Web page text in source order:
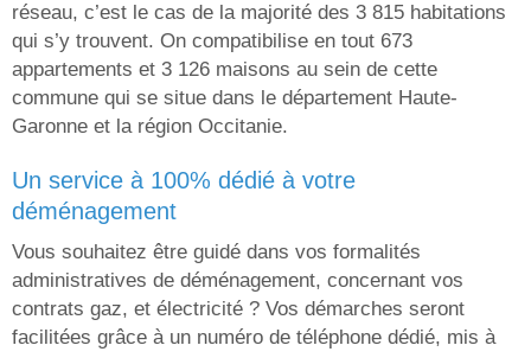
réseau, c’est le cas de la majorité des 3 815 habitations
qui s’y trouvent. On compatibilise en tout 673
appartements et 3 126 maisons au sein de cette
commune qui se situe dans le département Haute-
Garonne et la région Occitanie.
un service à 100% dédié à votre
déménagement
Vous souhaitez être guidé dans vos formalités
administratives de déménagement, concernant vos
contrats gaz, et électricité ? Vos démarches seront
facilitées grâce à un numéro de téléphone dédié, mis à